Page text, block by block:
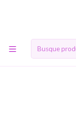
10% de descuento en
Madagascar
Limpiador